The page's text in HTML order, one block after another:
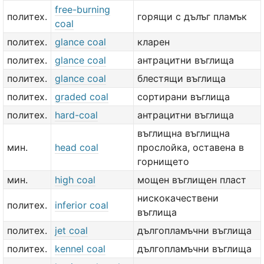
политех.
free-burning
coal
горящи с дълъг пламък
политех. glance coal
кларен
политех.
glance coal
антрацитни въглища
политех.
glance coal
блестящи въглища
политех.
graded coal
сортирани въглища
политех.
hard-coal антрацитни въглища
мин. head coal
въглищна въглищна
прослойка, оставена в
горнището
мин.
high coal мощен въглищен пласт
политех. inferior coal
нискокачествени
въглища
политех.
jet coal
дългопламъчни въглища
политех.
kennel coal
дългопламъчни въглища